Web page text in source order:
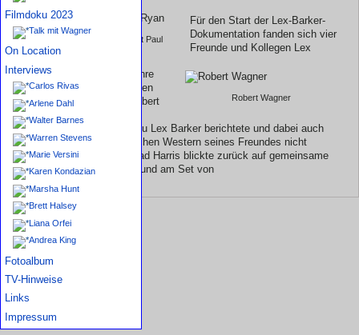
Filmdoku 2023
Talk mit Wagner
On Location
Interviews
Carlos Rivas
Arlene Dahl
Walter Barnes
Warren Stevens
Marie Versini
Karen Kondazian
Marsha Hunt
Brett Halsey
Liana Orfei
Andrea King
Fotoalbum
TV-Hinweise
Links
Impressum
Robert Wagner im Gespräch mit Paul
Robert Wagner
Für den Start der Lex-Barker-
Dokumentation fanden sich vier
Freunde und Kollegen Lex
Barkers ein, die ausgiebig ihre
Erinnerungen preisgaben. Den
Anfang machte Weltstar Robert
Wagner, der von seiner
langjährigen Freundschaft zu Lex Barker berichtete und dabei auch
verriet, dass ihm die deutschen Western seines Freundes nicht
unbekannt sind. Kollege Brad Harris blickte zurück auf gemeinsame
Tage in Roms "Dolce Vita" und am Set von